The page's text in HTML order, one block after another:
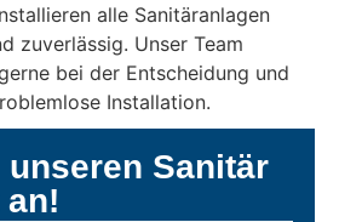
alle Sanitäranlagen
zuverlässig. Unser Team
bei der Entscheidung und
Installation.
unseren Sanitär